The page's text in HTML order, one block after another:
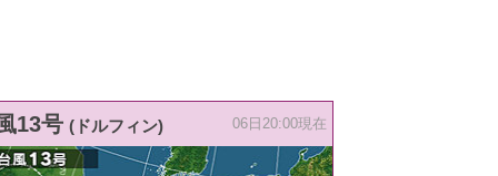
13号 (ドルフィン) 06日20:00現在